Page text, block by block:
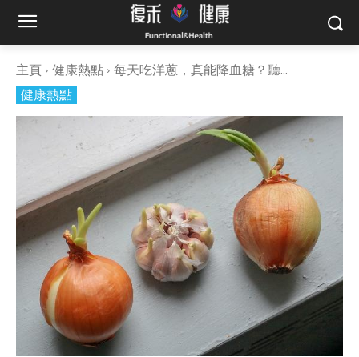
主頁 健康熱點 每天吃洋蔥，真能降血糖？聽...
健康熱點